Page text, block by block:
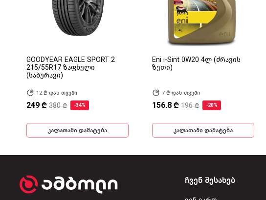
GOODYEAR EAGLE SPORT 2
215/55R17 ზაფხული
(საბურავი)
12 ₾-დან თვეში
249 ₾ 380 ₾ -34%
კალათაში დამატება
Eni i-Sint 0W20 4ლ (ძრავის
ზეთი)
7 ₾-დან თვეში
156.8 ₾ 196 ₾ -20%
კალათაში დამატება
ჩვენ შესახებ